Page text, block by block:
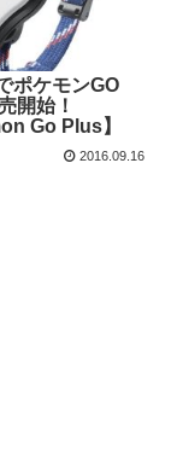
ポケモンGO
開始！
Go Plus】
2016.09.16